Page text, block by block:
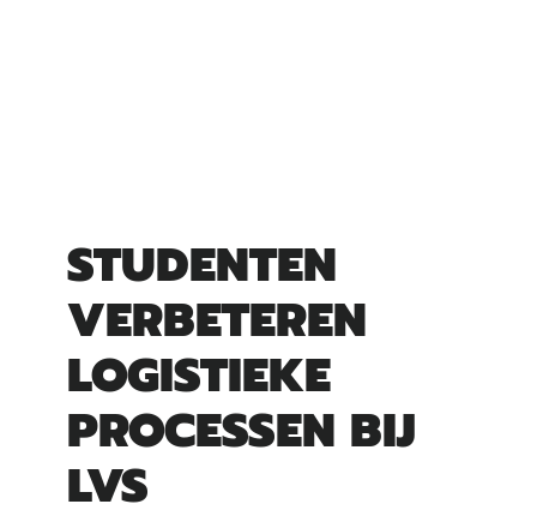
STUDENTEN
VERBETEREN
LOGISTIEKE
PROCESSEN BIJ
LVS